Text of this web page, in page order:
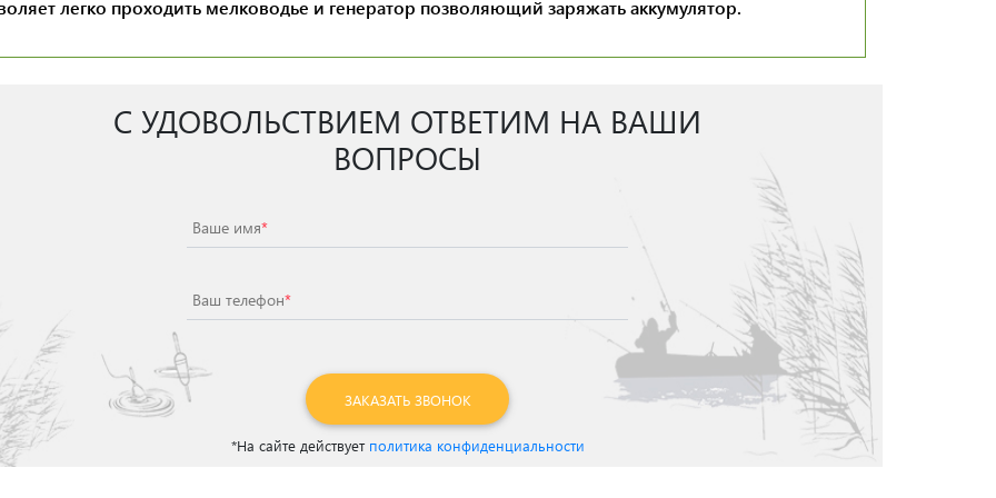
легко проходить мелководье и генератор позволяющий заряжать аккумулятор.
С УДОВОЛЬСТВИЕМ ОТВЕТИМ НА ВАШИ
ВОПРОСЫ
Ваше имя*
Ваш телефон*
ЗАКАЗАТЬ ЗВОНОК
*На сайте действует политика конфиденциальности